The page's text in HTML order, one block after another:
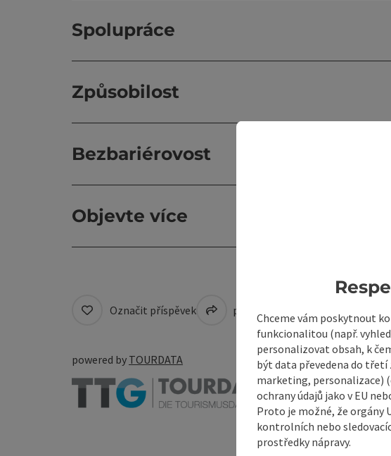
Spolupráce
Způsobilost
Bezbariérovost
Objevte více
Označit příspěvek přejít na poznámky
powered by TOURDATA
Chceme vám poskytnout
funkcionalitou (např.
personalizovat obsah, k
být data převedena do třetí
marketing, personalizace)
ochrany údajů jako v EU
Proto je možné, že orgány
kontrolních nebo
prostředky nápravy.